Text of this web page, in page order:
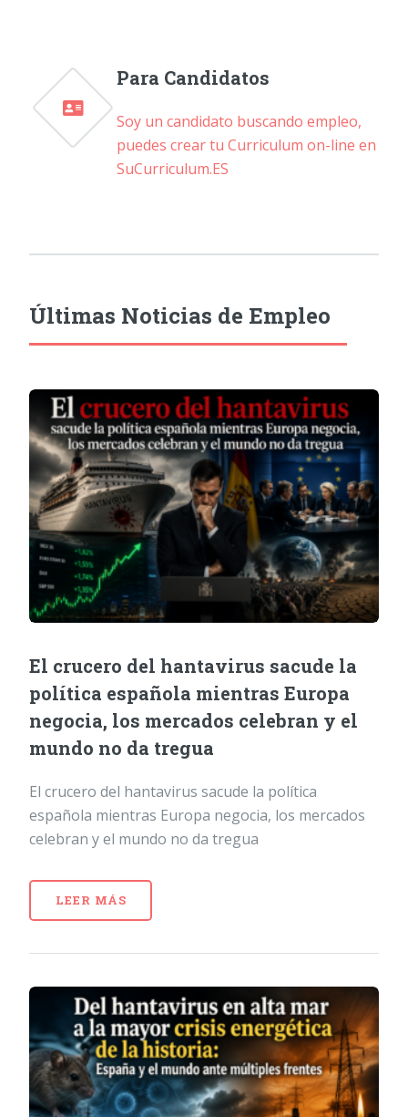
Para Candidatos
Soy un candidato buscando empleo,
puedes crear tu Curriculum on-line en
SuCurriculum.ES
Últimas Noticias de Empleo
El crucero del hantavirus sacude la
política española mientras Europa
negocia, los mercados celebran y el
mundo no da tregua
El crucero del hantavirus sacude la política
española mientras Europa negocia, los mercados
celebran y el mundo no da tregua
LEER MÁS